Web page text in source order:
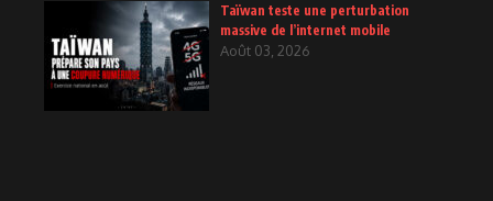
Taïwan teste une perturbation
massive de l’internet mobile
Août 03, 2026